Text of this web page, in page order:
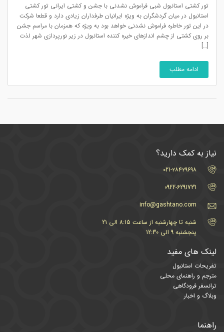
تور کشتی استانبول شبی فراموش نشدنی با جشن و کشتی ایرانی تور کشتی
استانبول در میان گردشگران به ویژه ایرانیان طرفداران زیادی دارد و قطعا شرکت
در این تور خاطره فراموش نشدنی خواهد بود به ویژه که همزمان با مراسم جشن
بر روی کشتی از چشم اندازهای خیره کننده استانبول در زیر نورپردازی شهر لذت
[…]
ادامه مطلب
نیاز به کمک دارید؟
021-۲۸۴۲۹۶۹۸
0922-6291731
info@gashtano.com
شنبه تا چهارشنبه از ساعت 8:15 الی 21
پنجشنبه 9 الی 12:30
لینک های مفید
تفریحات استانبول
مترجم و راهنمای محلی
ترانسفر فرودگاهی
وبلاگ و اخبار
راهنما